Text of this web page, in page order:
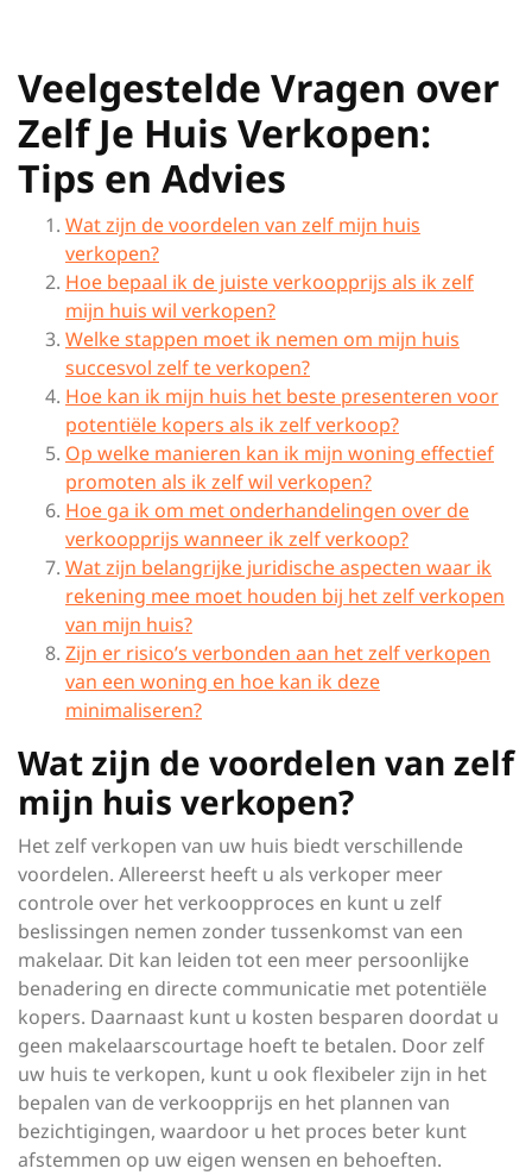
Veelgestelde Vragen over
Zelf Je Huis Verkopen:
Tips en Advies
Wat zijn de voordelen van zelf mijn huis
verkopen?
Hoe bepaal ik de juiste verkoopprijs als ik zelf
mijn huis wil verkopen?
Welke stappen moet ik nemen om mijn huis
succesvol zelf te verkopen?
Hoe kan ik mijn huis het beste presenteren voor
potentiële kopers als ik zelf verkoop?
Op welke manieren kan ik mijn woning effectief
promoten als ik zelf wil verkopen?
Hoe ga ik om met onderhandelingen over de
verkoopprijs wanneer ik zelf verkoop?
Wat zijn belangrijke juridische aspecten waar ik
rekening mee moet houden bij het zelf verkopen
van mijn huis?
Zijn er risico’s verbonden aan het zelf verkopen
van een woning en hoe kan ik deze
minimaliseren?
Wat zijn de voordelen van zelf
mijn huis verkopen?
Het zelf verkopen van uw huis biedt verschillende
voordelen. Allereerst heeft u als verkoper meer
controle over het verkoopproces en kunt u zelf
beslissingen nemen zonder tussenkomst van een
makelaar. Dit kan leiden tot een meer persoonlijke
benadering en directe communicatie met potentiële
kopers. Daarnaast kunt u kosten besparen doordat u
geen makelaarscourtage hoeft te betalen. Door zelf
uw huis te verkopen, kunt u ook flexibeler zijn in het
bepalen van de verkoopprijs en het plannen van
bezichtigingen, waardoor u het proces beter kunt
afstemmen op uw eigen wensen en behoeften.